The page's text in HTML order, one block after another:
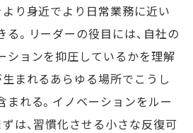
り身近でより日常業務に近い
。リーダーの役目には、自社の
ションを抑圧しているかを理解
生まれるあらゆる場所でこうし
まれる。イノベーションをルー
は、習慣化させる小さな反復可